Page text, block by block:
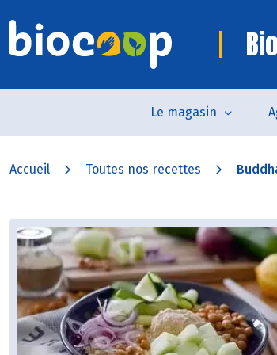
Le magasin
Accueil Toutes nos recettes